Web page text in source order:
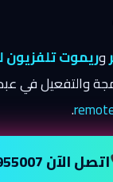
وريموت تلفزيون
والتفعيل في عبد
.
اتصل الآن 94955007